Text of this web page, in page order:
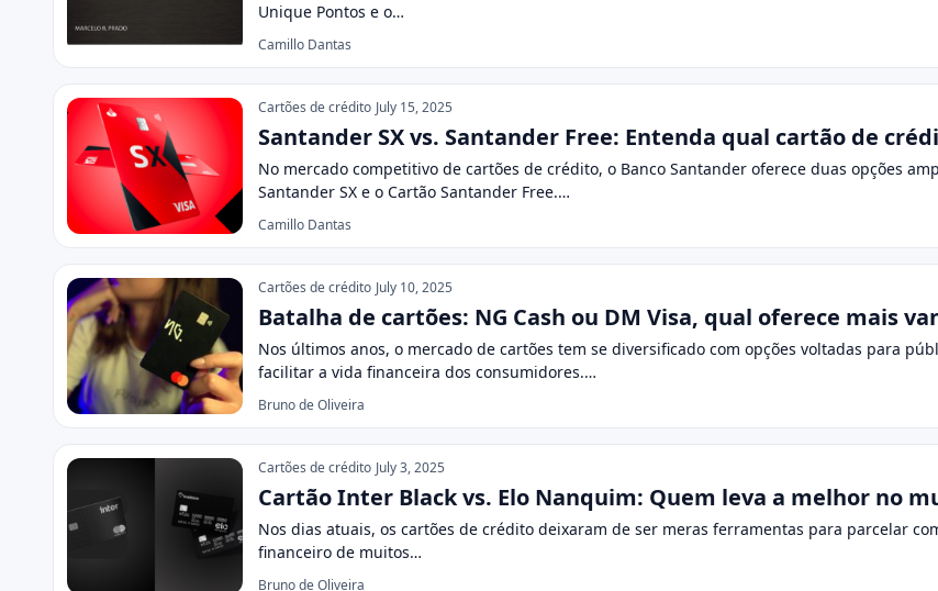
Unique Pontos e o…
Camillo Dantas
Cartões de crédito July 15, 2025
Santander SX vs. Santander Free: Entenda qual cartão de
No mercado competitivo de cartões de crédito, o Banco Santander oferece duas opções
Santander SX e o Cartão Santander Free.…
Camillo Dantas
Cartões de crédito July 10, 2025
Batalha de cartões: NG Cash ou DM Visa, qual oferece mais
Nos últimos anos, o mercado de cartões tem se diversificado com opções voltadas para
facilitar a vida financeira dos consumidores.…
Bruno de Oliveira
Cartões de crédito July 3, 2025
Cartão Inter Black vs. Elo Nanquim: Quem leva a melhor no
Nos dias atuais, os cartões de crédito deixaram de ser meras ferramentas para parcelar
financeiro de muitos…
Bruno de Oliveira